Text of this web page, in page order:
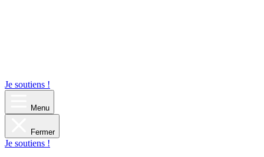
Je soutiens !
Menu
Fermer
Je soutiens !